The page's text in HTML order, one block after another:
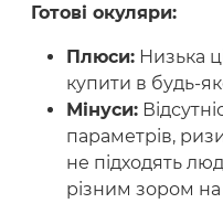
Готові окуляри:
Плюси: Низька
купити в будь-
Мінуси:
параметрів,
не підходять
різним зором на